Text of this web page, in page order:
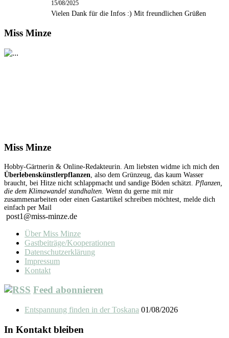
15/08/2025
Vielen Dank für die Infos :) Mit freundlichen Grüßen
Miss Minze
Miss Minze
Hobby-Gärtnerin & Online-Redakteurin. Am liebsten widme ich mich den
Überlebenskünstlerpflanzen , also dem Grünzeug, das kaum Wasser
braucht, bei Hitze nicht schlappmacht und sandige Böden schätzt. Pflanzen,
die dem Klimawandel standhalten. Wenn du gerne mit mir
zusammenarbeiten oder einen Gastartikel schreiben möchtest, melde dich
einfach per Mail
post1@miss-minze.de
Über Miss Minze
Gastbeiträge/Kooperationen
Datenschutzerklärung
Impressum
Kontakt
Feed abonnieren
Entspannung finden in der Toskana 01/08/2026
In Kontakt bleiben